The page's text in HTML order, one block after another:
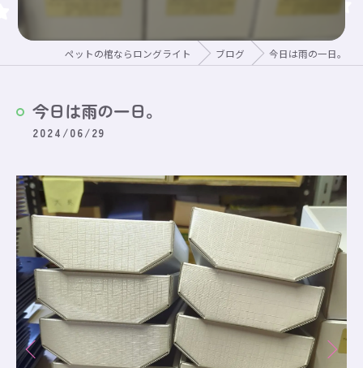
ペットの棺ならロングライト ブログ 今日は雨の一日。
今日は雨の一日。
2024/06/29